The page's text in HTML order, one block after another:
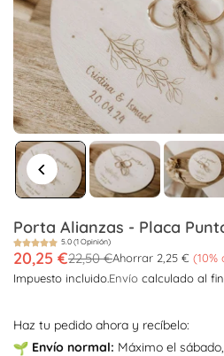
Porta Alianzas - Placa
5.0 (1 Opinión)
Precio
habitual
20,25 €22,50 €Ahorrar 2,25 € (10%
Impuesto incluido.Envío calculado al
Haz tu pedido ahora y recíbelo:
Envíonormal: Máximo el